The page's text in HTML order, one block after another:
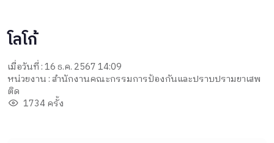
โลโก้
เมื่อวันที่ : 16 ธ.ค. 2567 14:09
หน่วยงาน : สำนักงานคณะกรรมการป้องกันและปราบปรามยาเสพ
ติด
1734 ครั้ง